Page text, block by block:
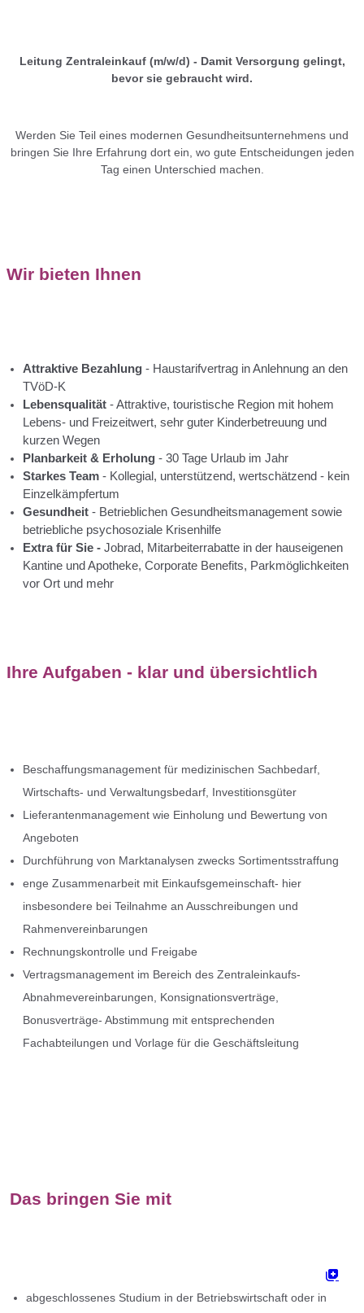
Leitung Zentraleinkauf (m/w/d) - Damit Versorgung gelingt,
bevor sie gebraucht wird.
Werden Sie Teil eines modernen Gesundheitsunternehmens und
bringen Sie Ihre Erfahrung dort ein, wo gute Entscheidungen jeden
Tag einen Unterschied machen.
Wir bieten Ihnen
Attraktive Bezahlung - Haustarifvertrag in Anlehnung an den
TVöD-K
Lebensqualität - Attraktive, touristische Region mit hohem
Lebens- und Freizeitwert, sehr guter Kinderbetreuung und
kurzen Wegen
Planbarkeit & Erholung - 30 Tage Urlaub im Jahr
Starkes Team - Kollegial, unterstützend, wertschätzend - kein
Einzelkämpfertum
Gesundheit - Betrieblichen Gesundheitsmanagement sowie
betriebliche psychosoziale Krisenhilfe
Extra für Sie - Jobrad, Mitarbeiterrabatte in der hauseigenen
Kantine und Apotheke, Corporate Benefits, Parkmöglichkeiten
vor Ort und mehr
Ihre Aufgaben - klar und übersichtlich
Beschaffungsmanagement für medizinischen Sachbedarf,
Wirtschafts- und Verwaltungsbedarf, Investitionsgüter
Lieferantenmanagement wie Einholung und Bewertung von
Angeboten
Durchführung von Marktanalysen zwecks Sortimentsstraffung
enge Zusammenarbeit mit Einkaufsgemeinschaft- hier
insbesondere bei Teilnahme an Ausschreibungen und
Rahmenvereinbarungen
Rechnungskontrolle und Freigabe
Vertragsmanagement im Bereich des Zentraleinkaufs-
Abnahmevereinbarungen, Konsignationsverträge,
Bonusverträge- Abstimmung mit entsprechenden
Fachabteilungen und Vorlage für die Geschäftsleitung
Das bringen Sie mit
abgeschlossenes Studium in der Betriebswirtschaft oder in